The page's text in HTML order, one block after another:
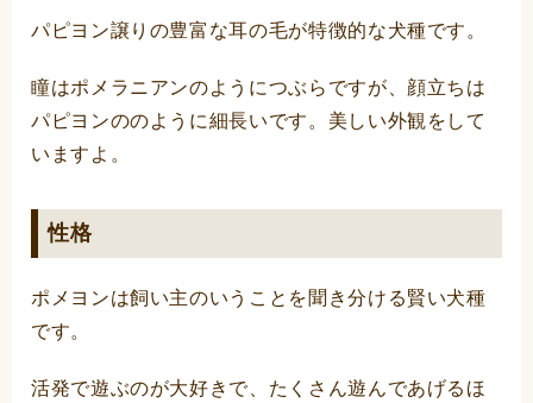
パピヨン譲りの豊富な耳の毛が特徴的な犬種です。
瞳はポメラニアンのようにつぶらですが、顔立ちは
パピヨンののように細長いです。美しい外観をして
いますよ。
性格
ポメヨンは飼い主のいうことを聞き分ける賢い犬種
です。
活発で遊ぶのが大好きで、たくさん遊んであげるほ